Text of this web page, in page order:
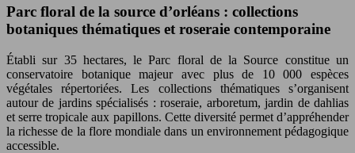
Parc floral de la source d’orléans : collections
botaniques thématiques et roseraie contemporaine
Établi sur 35 hectares, le Parc floral de la Source constitue un
conservatoire botanique majeur avec plus de 10 000 espèces
végétales répertoriées. Les collections thématiques s’organisent
autour de jardins spécialisés : roseraie, arboretum, jardin de dahlias
et serre tropicale aux papillons. Cette diversité permet d’appréhender
la richesse de la flore mondiale dans un environnement pédagogique
accessible.